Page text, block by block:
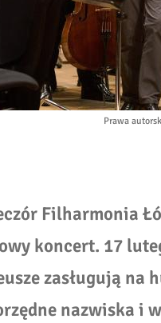
Prawa
Filharmonia
koncert. 17
zasługują na
nazwiska i